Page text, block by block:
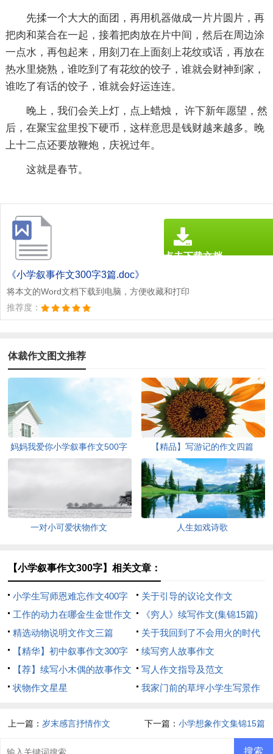
先揉一个大大的面团，再用机器做成一片片圆片，再
把肉和菜合在一起，接着把肉放在片中间，然后在周边涂
一点水，再包起来，用刻刀在上面刻上花纹或话，再放在
热水里烧熟，谁吃到了有花纹的饺子，谁就会财神到家，
谁吃了有话的饺子，谁就会好运连连。
晚上，我们会关上灯，点上蜡烛， 许下新年愿望，然
后，在聚宝盆里投下硬币，这样意思是钱财越来越多。晚
上十二点还要放鞭炮，庆祝过年。
这就是春节。
《小学叙事作文300字3篇.doc》
将本文的Word文档下载到电脑，方便收藏和打印
推荐度：
点击下载文档
体裁作文图文推荐
妈妈我爱你小学叙事作文500字 【精品】写游记的作文四篇
一对小可爱状物作文 人生如戏诗歌
【小学叙事作文300字】相关文章：
小学生写师恩难忘作文400字
关于引导的议论文作文
工作的动力在哪金生金世作文
写作材料
《穷人》续写作文(集锦15篇)
精选动物说明文作文三篇
关于我回到了不会用火的时代
想象作文
【精华】初中叙事作文300字
五篇
续写穷人故事作文
【荐】续写小木偶的故事作文
写人作文指导及范文
状物作文星星
我家门前的草坪小学生写景作
上一篇：岁末感言抒情作文 下一篇： 小学想象作文集锦15篇